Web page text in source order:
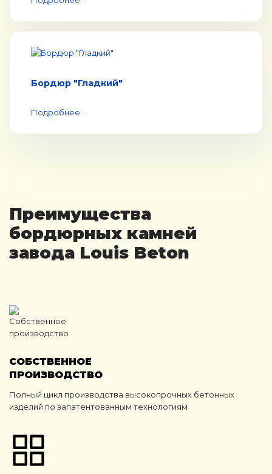
Бордюр "Гладкий"
Подробнее
Преимущества
бордюрных камней
завода Louis Beton
СОБСТВЕННОЕ
ПРОИЗВОДСТВО
Полный цикл производства высокопрочных бетонных
изделий по запатентованным технологиям